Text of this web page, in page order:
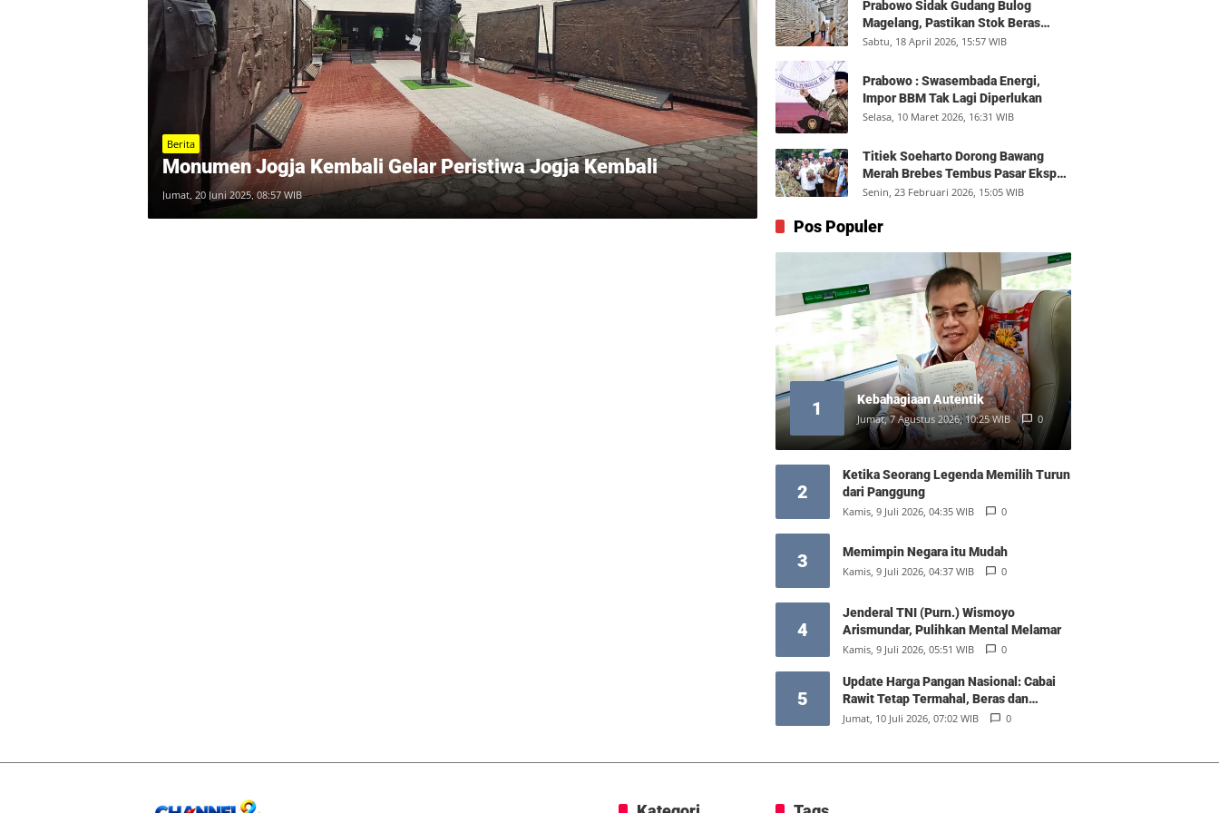
Berita
Monumen Jogja Kembali Gelar Peristiwa Jogja Kembali
Jumat, 20 Juni 2025, 08:57 WIB
Prabowo Sidak Gudang Bulog
Magelang, Pastikan Stok Beras
Aman dan Distribusi Lancar
Sabtu, 18 April 2026, 15:57 WIB
Prabowo : Swasembada Energi,
Impor BBM Tak Lagi Diperlukan
Selasa, 10 Maret 2026, 16:31 WIB
Titiek Soeharto Dorong Bawang
Merah Brebes Tembus Pasar Ekspor,
Petani Bisa Untung Rp350 Juta per
Senin, 23 Februari 2026, 15:05 WIB
Pos Populer
1 Kebahagiaan Autentik
Jumat, 7 Agustus 2026, 10:25 WIB 0
2
Ketika Seorang Legenda Memilih Turun
dari Panggung
Kamis, 9 Juli 2026, 04:35 WIB 0
3 Memimpin Negara itu Mudah
Kamis, 9 Juli 2026, 04:37 WIB 0
4
Jenderal TNI (Purn.) Wismoyo
Arismundar, Pulihkan Mental Melamar
Kamis, 9 Juli 2026, 05:51 WIB 0
5
Update Harga Pangan Nasional: Cabai
Rawit Tetap Termahal, Beras dan
Minyak Goreng Stabil
Jumat, 10 Juli 2026, 07:02 WIB 0